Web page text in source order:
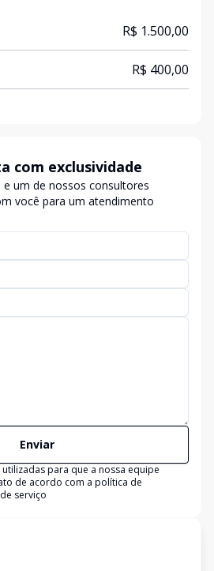
R$ 1.500,00
R$ 400,00
com exclusividade
um de nossos consultores
você para um atendimento
Enviar
para que a nossa equipe
de acordo com a política de
serviço